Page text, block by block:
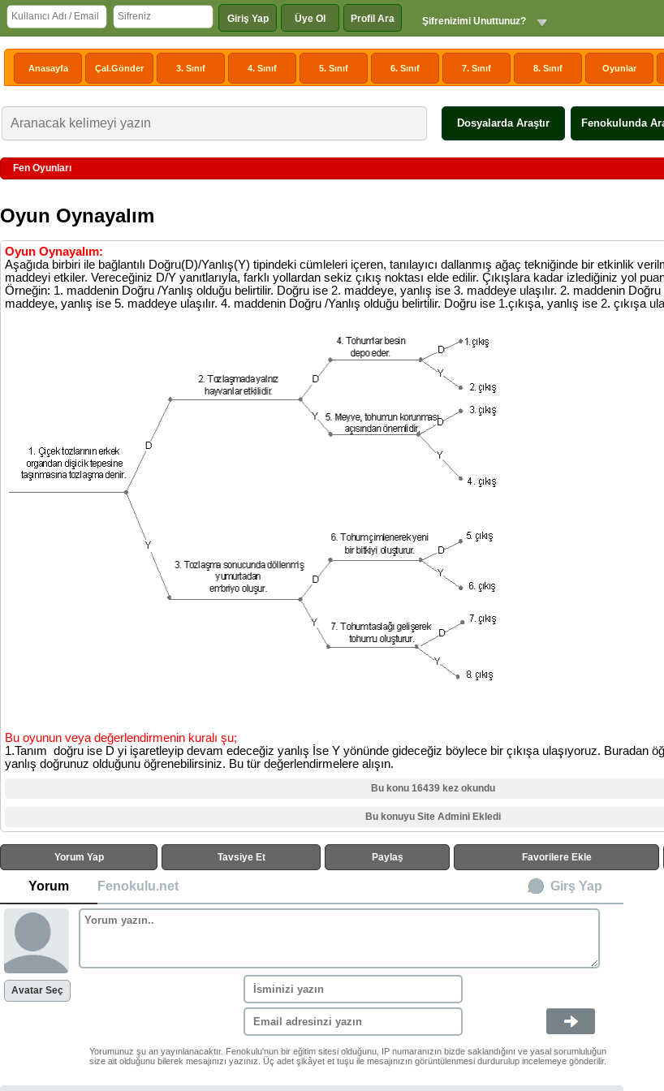
Giriş Yap Üye Ol Profil Ara Şifrenizimi Unuttunuz?
Anasayfa Çal.Gönder 3. Sınıf 4. Sınıf 5. Sınıf 6. Sınıf 7. Sınıf 8. Sınıf Oyunlar
Dosyalarda Araştır Fenokulunda
Fen Oyunları
Oyun Oynayalım
Oyun Oynayalım:
Aşağıda birbiri ile bağlantılı Doğru(D)/Yanlış(Y) tipindeki cümleleri içeren, tanılayıcı dallanmış ağaç tekniğinde bir etkinlik
maddeyi etkiler. Vereceğiniz D/Y yanıtlarıyla, farklı yollardan sekiz çıkış noktası elde edilir. Çıkışlara kadar izlediğiniz yol
Örneğin: 1. maddenin Doğru /Yanlış olduğu belirtilir. Doğru ise 2. maddeye, yanlış ise 3. maddeye ulaşılır. 2. maddenin
maddeye, yanlış ise 5. maddeye ulaşılır. 4. maddenin Doğru /Yanlış olduğu belirtilir. Doğru ise 1.çıkışa, yanlış ise 2. çıkışa
Bu oyunun veya değerlendirmenin kuralı şu;
1.Tanım doğru ise D yi işaretleyip devam edeceğiz yanlış İse Y yönünde gideceğiz böylece bir çıkışa ulaşıyoruz. Buradan
yanlış doğrunuz olduğunu öğrenebilirsiniz. Bu tür değerlendirmelere alışın.
Bu konu 16439 kez okundu
Bu konuyu Site Admini Ekledi
Yorum Yap Tavsiye Et Paylaş Favorilere Ekle
Yorum Fenokulu.net Girş Yap
Avatar Seç
Yorumunuz şu an yayınlanacaktır. Fenokulu'nun bir eğitim sitesi olduğunu, IP numaranızın bizde saklandığını ve yasal sorumluluğun
size ait olduğunu bilerek mesajınızı yazınız. Üç adet şikâyet et tuşu ile mesajınızın görüntülenmesi durdurulup incelemeye gönderilir.